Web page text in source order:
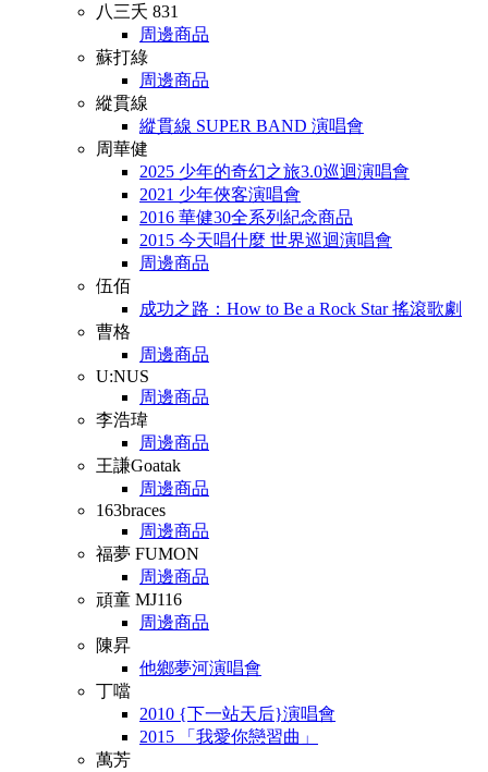
八三夭 831
周邊商品
蘇打綠
周邊商品
縱貫線
縱貫線 SUPER BAND 演唱會
周華健
2025 少年的奇幻之旅3.0巡迴演唱會
2021 少年俠客演唱會
2016 華健30全系列紀念商品
2015 今天唱什麼 世界巡迴演唱會
周邊商品
伍佰
成功之路：How to Be a Rock Star 搖滾歌劇
曹格
周邊商品
U:NUS
周邊商品
李浩瑋
周邊商品
王謙Goatak
周邊商品
163braces
周邊商品
福夢 FUMON
周邊商品
頑童 MJ116
周邊商品
陳昇
他鄉夢河演唱會
丁噹
2010 {下一站天后}演唱會
2015 「我愛你戀習曲」
萬芳